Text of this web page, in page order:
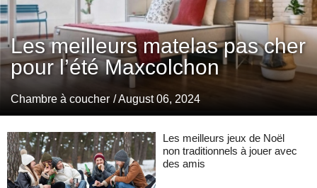
Les meilleurs matelas pas cher
pour l’été Maxcolchon
Chambre à coucher / August 06, 2024
Les meilleurs jeux de Noël
non traditionnels à jouer avec
des amis